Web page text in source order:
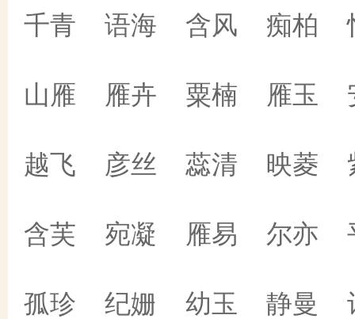
千青 语海 含风 痴柏
山雁 雁卉 粟楠 雁玉
越飞 彦丝 蕊清 映菱
含芙 宛凝 雁易 尔亦
孤珍 纪姗 幼玉 静曼